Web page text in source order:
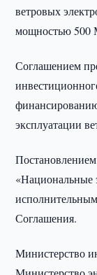
ветровых
мощностью 500
Соглашением
эксплуатации
«Национальные
Соглашения.
Министерство